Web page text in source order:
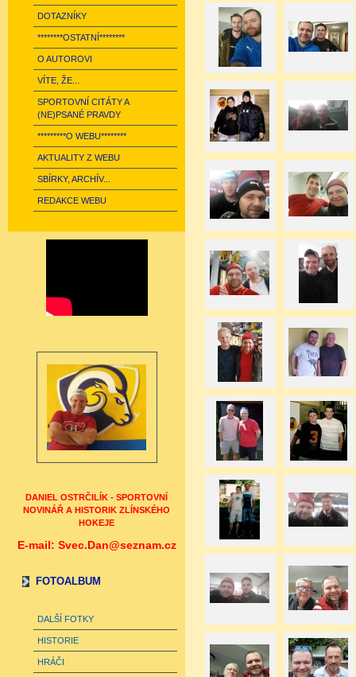
DOTAZNÍKY
********OSTATNÍ********
O AUTOROVI
VÍTE, ŽE...
SPORTOVNÍ CITÁTY A
(NE)PSANÉ PRAVDY
*********O WEBU********
AKTUALITY Z WEBU
SBÍRKY, ARCHÍV...
REDAKCE WEBU
DANIEL OSTRČILÍK - SPORTOVNÍ
NOVINÁŘ A HISTORIK ZLÍNSKÉHO
HOKEJE
E-mail: Svec.Dan@seznam.cz
FOTOALBUM
DALŠÍ FOTKY
HISTORIE
HRÁČI